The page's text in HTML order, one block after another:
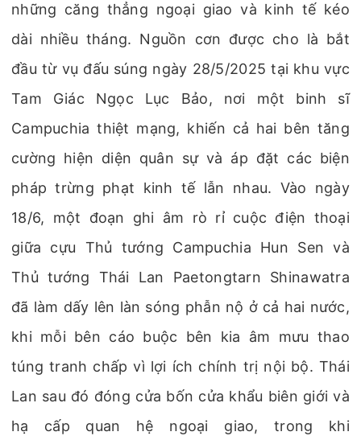
những căng thẳng ngoại giao và kinh tế kéo
dài nhiều tháng. Nguồn cơn được cho là bắt
đầu từ vụ đấu súng ngày 28/5/2025 tại khu vực
Tam Giác Ngọc Lục Bảo, nơi một binh sĩ
Campuchia thiệt mạng, khiến cả hai bên tăng
cường hiện diện quân sự và áp đặt các biện
pháp trừng phạt kinh tế lẫn nhau. Vào ngày
18/6, một đoạn ghi âm rò rỉ cuộc điện thoại
giữa cựu Thủ tướng Campuchia Hun Sen và
Thủ tướng Thái Lan Paetongtarn Shinawatra
đã làm dấy lên làn sóng phẫn nộ ở cả hai nước,
khi mỗi bên cáo buộc bên kia âm mưu thao
túng tranh chấp vì lợi ích chính trị nội bộ. Thái
Lan sau đó đóng cửa bốn cửa khẩu biên giới và
hạ cấp quan hệ ngoại giao, trong khi